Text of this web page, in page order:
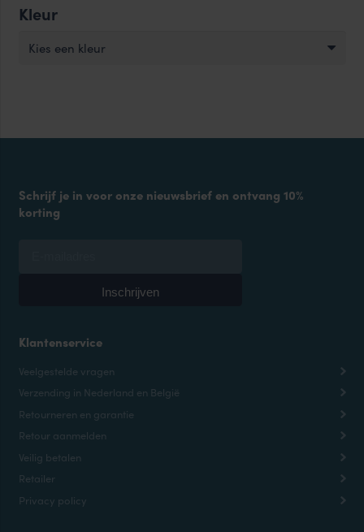
Kleur
Kies een kleur
Klantenservice
Veelgestelde vragen
Verzending in Nederland en België
Retourneren en garantie
Retour aanmelden
Veilig betalen
Retailer
Privacy policy
Schrijf je in voor onze nieuwsbrief en ontvang 10%
korting